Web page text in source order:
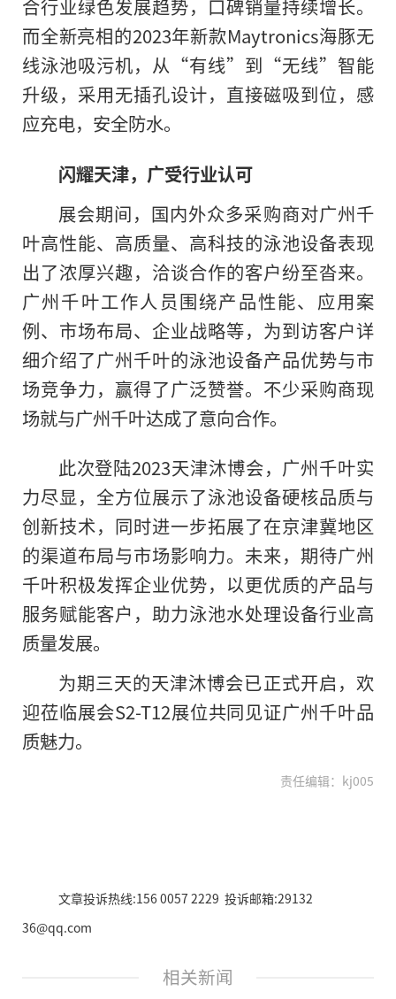
合行业绿色发展趋势，口碑销量持续增长。
而全新亮相的2023年新款Maytronics海豚无
线泳池吸污机，从“有线”到“无线”智能
升级，采用无插孔设计，直接磁吸到位，感
应充电，安全防水。
闪耀天津，广受行业认可
展会期间，国内外众多采购商对广州千
叶高性能、高质量、高科技的泳池设备表现
出了浓厚兴趣，洽谈合作的客户纷至沓来。
广州千叶工作人员围绕产品性能、应用案
例、市场布局、企业战略等，为到访客户详
细介绍了广州千叶的泳池设备产品优势与市
场竞争力，赢得了广泛赞誉。不少采购商现
场就与广州千叶达成了意向合作。
此次登陆2023天津沐博会，广州千叶实
力尽显，全方位展示了泳池设备硬核品质与
创新技术，同时进一步拓展了在京津冀地区
的渠道布局与市场影响力。未来，期待广州
千叶积极发挥企业优势，以更优质的产品与
服务赋能客户，助力泳池水处理设备行业高
质量发展。
为期三天的天津沐博会已正式开启，欢
迎莅临展会S2-T12展位共同见证广州千叶品
质魅力。
责任编辑：kj005
文章投诉热线:156 0057 2229 投诉邮箱:29132
36@qq.com
相关新闻